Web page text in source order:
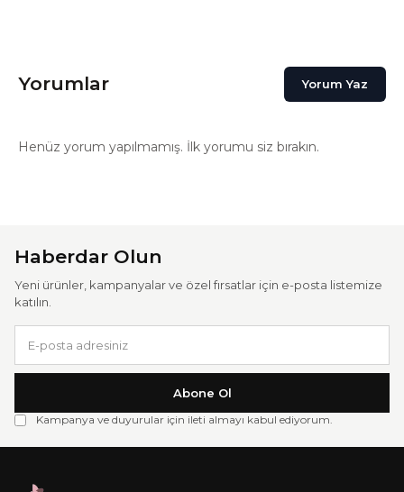
Yorumlar Yorum Yaz
Henüz yorum yapılmamış. İlk yorumu siz bırakın.
Haberdar Olun
Yeni ürünler, kampanyalar ve özel fırsatlar için e-posta listemize
katılın.
Abone Ol
Kampanya ve duyurular için ileti almayı kabul ediyorum.